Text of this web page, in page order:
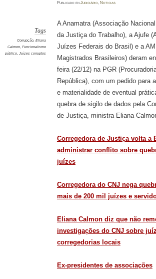
Publicado enJudiciário, Noticias
Tags
Corrupção, Eliana
Calmon, Funcionalismo
público, Juízes corruptos
A Anamatra (Associação
da Justiça do Trabalho), a Ajufe
Juízes Federais do Brasil) e a
Magistrados Brasileiros) deram
feira (22/12) na PGR
República), com um pedido para
e materialidade de eventual
quebra de sigilo de dados pela
de Justiça, ministra Eliana
Corregedora de Justiça volta a
administrar conflito sobre
juízes
Corregedora do CNJ nega
mais de 200 mil juízes e
Eliana Calmon diz que não
investigações do CNJ sobre
corregedorias locais
Ex-presidentes de associações